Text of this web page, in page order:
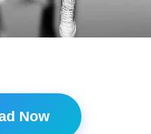
Now